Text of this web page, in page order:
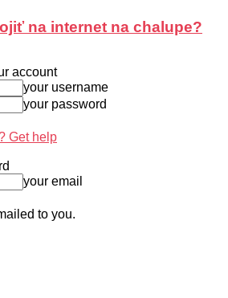
na internet na chalupe?
account
your username
your password
Get help
your email
to you.